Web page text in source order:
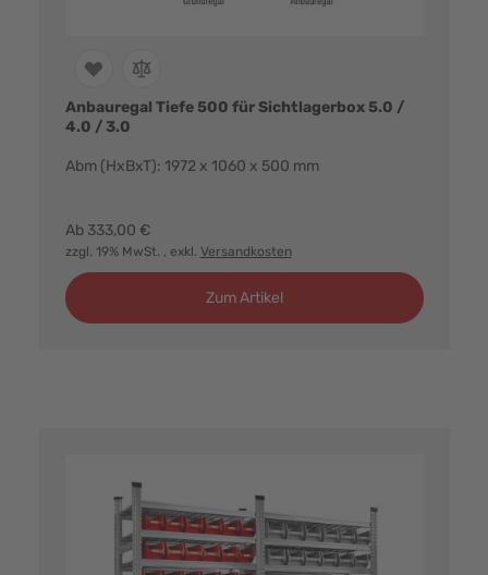
Anbauregal Tiefe 500 für Sichtlagerbox 5.0 /
4.0 / 3.0
Abm (HxBxT): 1972 x 1060 x 500 mm
Ab 333,00 €
zzgl. 19% MwSt. , exkl. Versandkosten
Zum Artikel